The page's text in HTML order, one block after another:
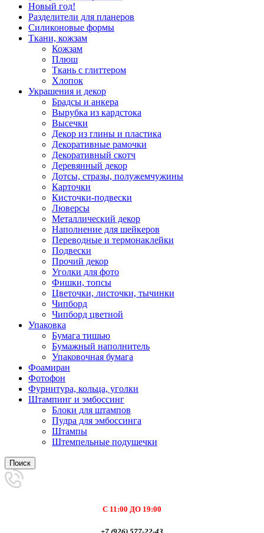
Новый год!
Разделители для планеров
Силиконовые формы
Ткани, кожзам
Кожзам
Плюш
Ткань с глиттером
Хлопок
Украшения и декор
Брадсы и анкера
Вырубка из кардстока
Высечки
Декор из глины и пластика
Декоративные рамочки
Декоративный скотч
Деревянный декор
Дотсы, стразы, полужемчужины
Карточки
Кисточки-подвески
Люверсы
Металлический декор
Наполнение для шейкеров
Переводные и термонаклейки
Подвески
Прочий декор
Уголки для фото
Фишки, топсы
Цветочки, листочки, тычинки
Чипборд
Чипборд цветной
Упаковка
Бумага тишью
Бумажный наполнитель
Упаковочная бумага
Фоамиран
Фотофон
Фурнитура, кольца, уголки
Штампинг и эмбоссинг
Блоки для штампов
Пудра для эмбоссинга
Штампы
Штемпельные подушечки
Поиск
С 11:00 ДО 19:00